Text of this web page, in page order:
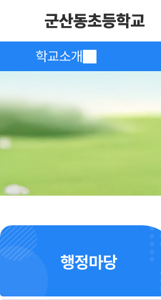
학교소개
행정마당